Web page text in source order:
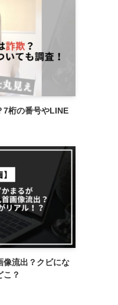
7桁の番号やLINE
像流出？クビにな
こ？